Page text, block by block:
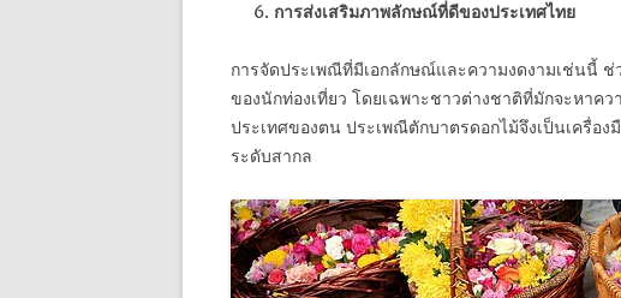
การส่งเสริมภาพลักษณ์ที่ดีของประเทศไทย
การจัดประเพณีที่มีเอกลักษณ์และความงดงามเช่นนี้
ของนักท่องเที่ยว โดยเฉพาะชาวต่างชาติที่มักจะหาค
ประเทศของตน ประเพณีตักบาตรดอกไม้จึงเป็นเครื่อ
ระดับสากล